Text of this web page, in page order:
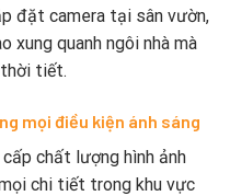
đặt camera tại sân vườn,
xung quanh ngôi nhà mà
thời tiết.
mọi điều kiện ánh sáng
chất lượng hình ảnh
chi tiết trong khu vực